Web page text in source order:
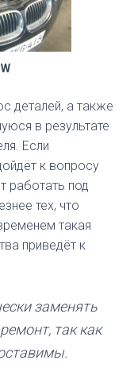
деталей, а также
в результате
Если
к вопросу
работать под
тех, что
такая
приведёт к
заменять
так как